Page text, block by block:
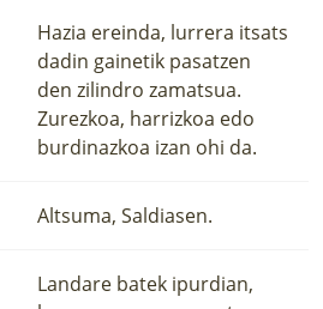
Hazia ereinda, lurrera itsats
dadin gainetik pasatzen
den zilindro zamatsua.
Zurezkoa, harrizkoa edo
burdinazkoa izan ohi da.
Altsuma, Saldiasen.
Landare batek ipurdian,